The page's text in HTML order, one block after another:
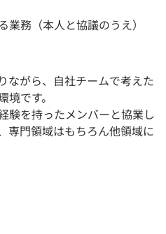
務（本人と協議のうえ）
ながら、自社チームで考えた
です。
験を持ったメンバーと協業し
専門領域はもちろん他領域に